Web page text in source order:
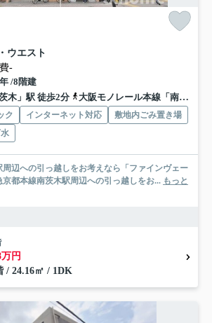
ウエスト
-
/8階建
木」駅 徒歩2分
大阪モノレール本線「南茨木」駅 徒歩4分
ク インターネット対応
敷地内ごみ置き場
周辺への引っ越しをお考えなら「ファインヴェー
都本線南茨木駅周辺への引っ越しをお... もっと
円
/ 24.16㎡ / 1DK